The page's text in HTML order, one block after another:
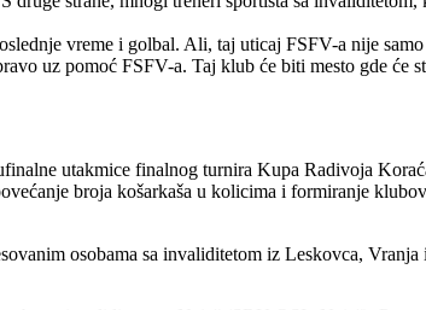
vreme i golbal. Ali, taj uticaj FSFV-a nije
uz pomoć FSFV-a. Taj klub će biti mesto gde će
utakmice finalnog turnira Kupa Radivoja
broja košarkaša u kolicima i formiranje
osobama sa invaliditetom iz Leskovca,